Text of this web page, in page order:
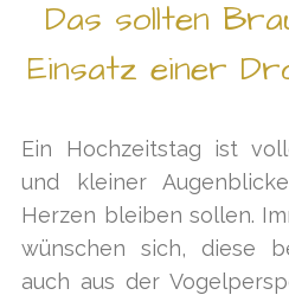
Das sollten
Einsatz einer
Ein Hochzeitstag ist
und kleiner
Herzen bleiben sollen.
wünschen sich, diese
auch aus der